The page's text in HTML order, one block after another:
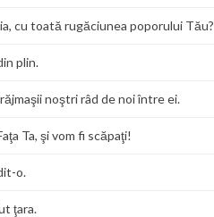
cu toată rugăciunea poporului Tău?
plin.
noştri râd de noi între ei.
Ta, şi vom fi scăpaţi!
o.
ţara.